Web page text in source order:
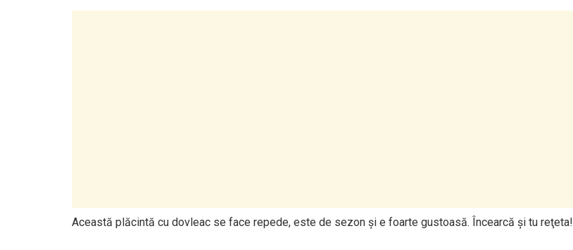
Această plăcintă cu dovleac se face repede, este de sezon şi e foarte gustoasă. Încearcă şi tu reţeta!